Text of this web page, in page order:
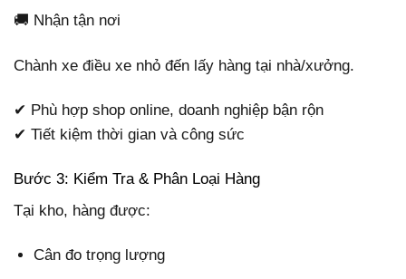
🚚 Nhận tận nơi
Chành xe điều xe nhỏ đến lấy hàng tại nhà/xưởng.
✔ Phù hợp shop online, doanh nghiệp bận rộn
✔ Tiết kiệm thời gian và công sức
Bước 3: Kiểm Tra & Phân Loại Hàng
Tại kho, hàng được:
Cân đo trọng lượng